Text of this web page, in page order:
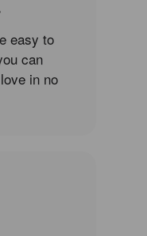
easy to
can
in no